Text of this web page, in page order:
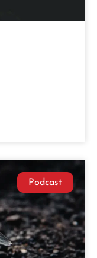
Podcast